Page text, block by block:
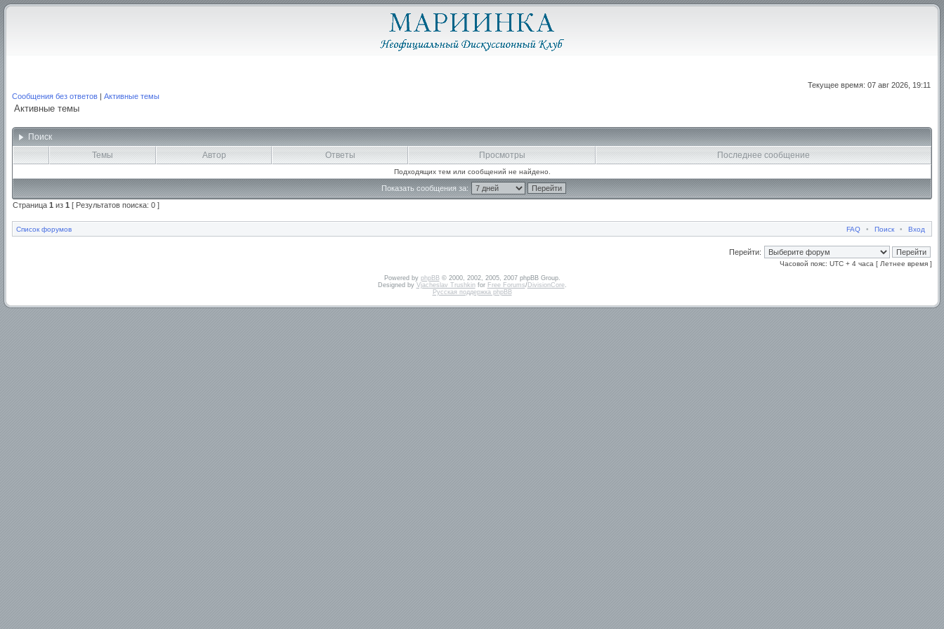
Текущее время: 07 авг 2026, 19:11
Сообщения без ответов | Активные темы
Активные темы
Поиск
Темы
Автор Ответы Просмотры Последнее сообщение
Подходящих тем или сообщений не найдено.
Показать сообщения за:
Страница 1 из 1 [ Результатов поиска: 0 ]
Список форумов FAQ • Поиск • Вход
Перейти:
Часовой пояс: UTC + 4 часа [ Летнее время ]
Powered by phpBB© 2000, 2002, 2005, 2007 phpBB Group.
Designed by Vjacheslav Trushkinfor Free Forums/DivisionCore.
Русская поддержка phpBB